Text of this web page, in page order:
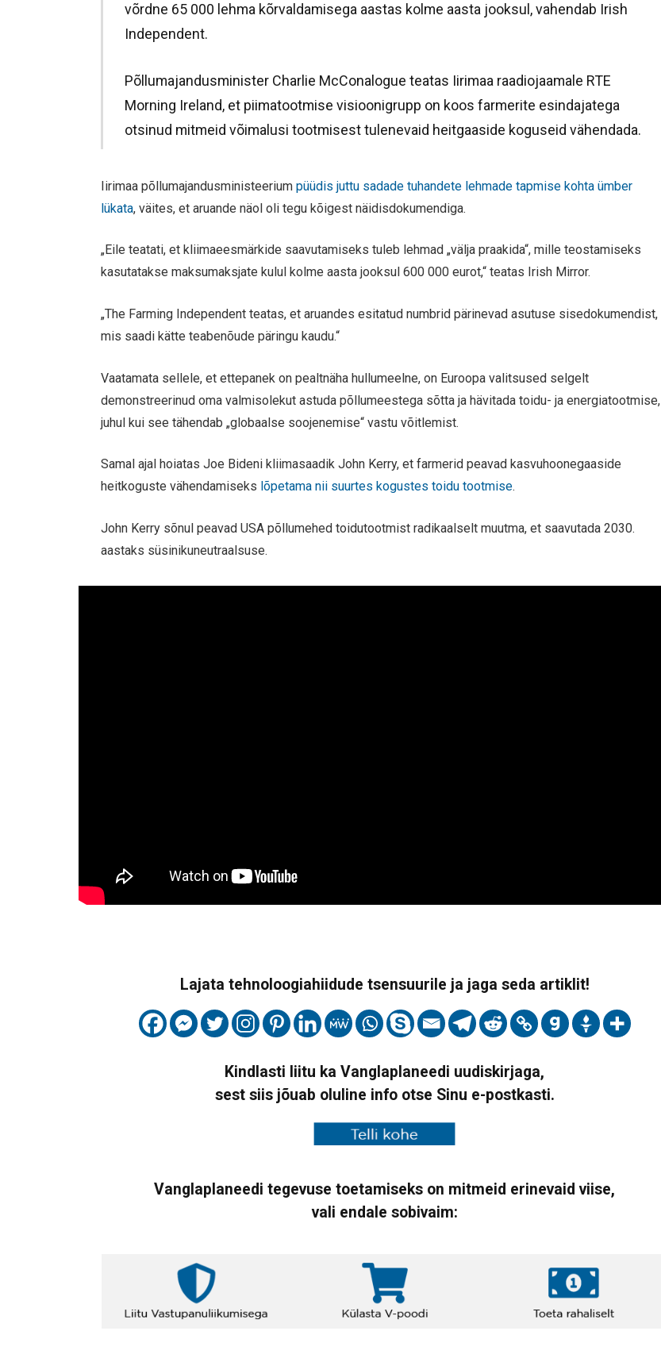
võrdne 65 000 lehma kõrvaldamisega aastas kolme aasta jooksul, vahendab Irish
Independent.
Põllumajandusminister Charlie McConalogue teatas Iirimaa raadiojaamale RTE
Morning Ireland, et piimatootmise visioonigrupp on koos farmerite esindajatega
otsinud mitmeid võimalusi tootmisest tulenevaid heitgaaside koguseid vähendada.
Iirimaa põllumajandusministeeriumpüüdis juttu sadade tuhandete lehmade tapmise kohta ümber
lükata, väites, et aruande näol oli tegu kõigest näidisdokumendiga.
„Eile teatati, et kliimaeesmärkide saavutamiseks tuleb lehmad „välja praakida“, mille teostamiseks
kasutatakse maksumaksjate kulul kolme aasta jooksul 600 000 eurot,“ teatas Irish Mirror.
„The Farming Independent teatas, et aruandes esitatud numbrid pärinevad asutuse sisedokumendist,
mis saadi kätte teabenõude päringu kaudu.“
Vaatamata sellele, et ettepanek on pealtnäha hullumeelne, on Euroopa valitsused selgelt
demonstreerinud oma valmisolekut astuda põllumeestega sõtta ja hävitada toidu- ja energiatootmise,
juhul kui see tähendab „globaalse soojenemise“ vastu võitlemist.
Samal ajal hoiatas Joe Bideni kliimasaadik John Kerry, et farmerid peavad kasvuhoonegaaside
heitkoguste vähendamiseks lõpetama nii suurtes kogustes toidu tootmise.
John Kerry sõnul peavad USA põllumehed toidutootmist radikaalselt muutma, et saavutada 2030.
aastaks süsinikuneutraalsuse.
Lajata tehnoloogiahiidude tsensuurile ja jaga seda artiklit!
Kindlasti liitu ka Vanglaplaneedi uudiskirjaga,
sest siis jõuab oluline info otse Sinu e-postkasti.
Vanglaplaneedi tegevuse toetamiseks on mitmeid erinevaid viise,
vali endale sobivaim: